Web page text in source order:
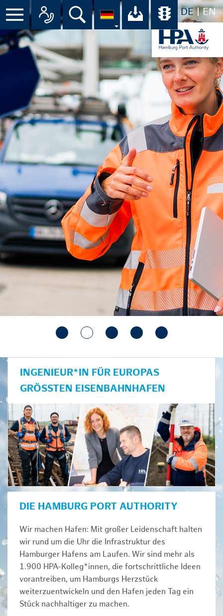
DE EN
Menü Alle Ansprechpartner im
Suche Ihr Download-
INGENIEUR*IN FÜR EUROPAS
GRÖSSTEN EISENBAHNHAFEN
DIE HAMBURG PORT AUTHORITY
Wir machen Hafen: Mit großer Leidenschaft halten
wir rund um die Uhr die Infrastruktur des
Hamburger Hafens am Laufen. Wir sind mehr als
1.900 HPA-Kolleg*innen, die fortschrittliche Ideen
vorantreiben, um Hamburgs Herzstück
weiterzuentwickeln und den Hafen jeden Tag ein
Stück nachhaltiger zu machen.